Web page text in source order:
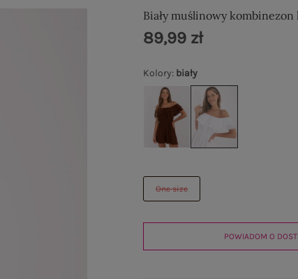
Biały muślinowy kombinezon
Kolory: biały
One size
89,99 zł
POWIADOM O